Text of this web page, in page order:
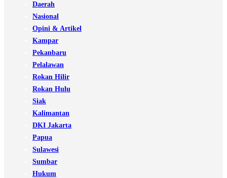
Daerah
Nasional
Opini & Artikel
Kampar
Pekanbaru
Pelalawan
Rokan Hilir
Rokan Hulu
Siak
Kalimantan
DKI Jakarta
Papua
Sulawesi
Sumbar
Hukum